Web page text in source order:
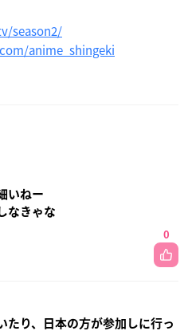
season2/
anime_shingeki
いねー
なきゃな
0
たり、日本の方が参加しに行っ